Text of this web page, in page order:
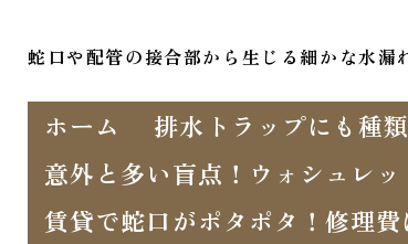
蛇口や配管の接合部から生じる細かな水漏
ホーム 排水トラップにも種
意外と多い盲点！ウォシュレ
賃貸で蛇口がポタポタ！修理費